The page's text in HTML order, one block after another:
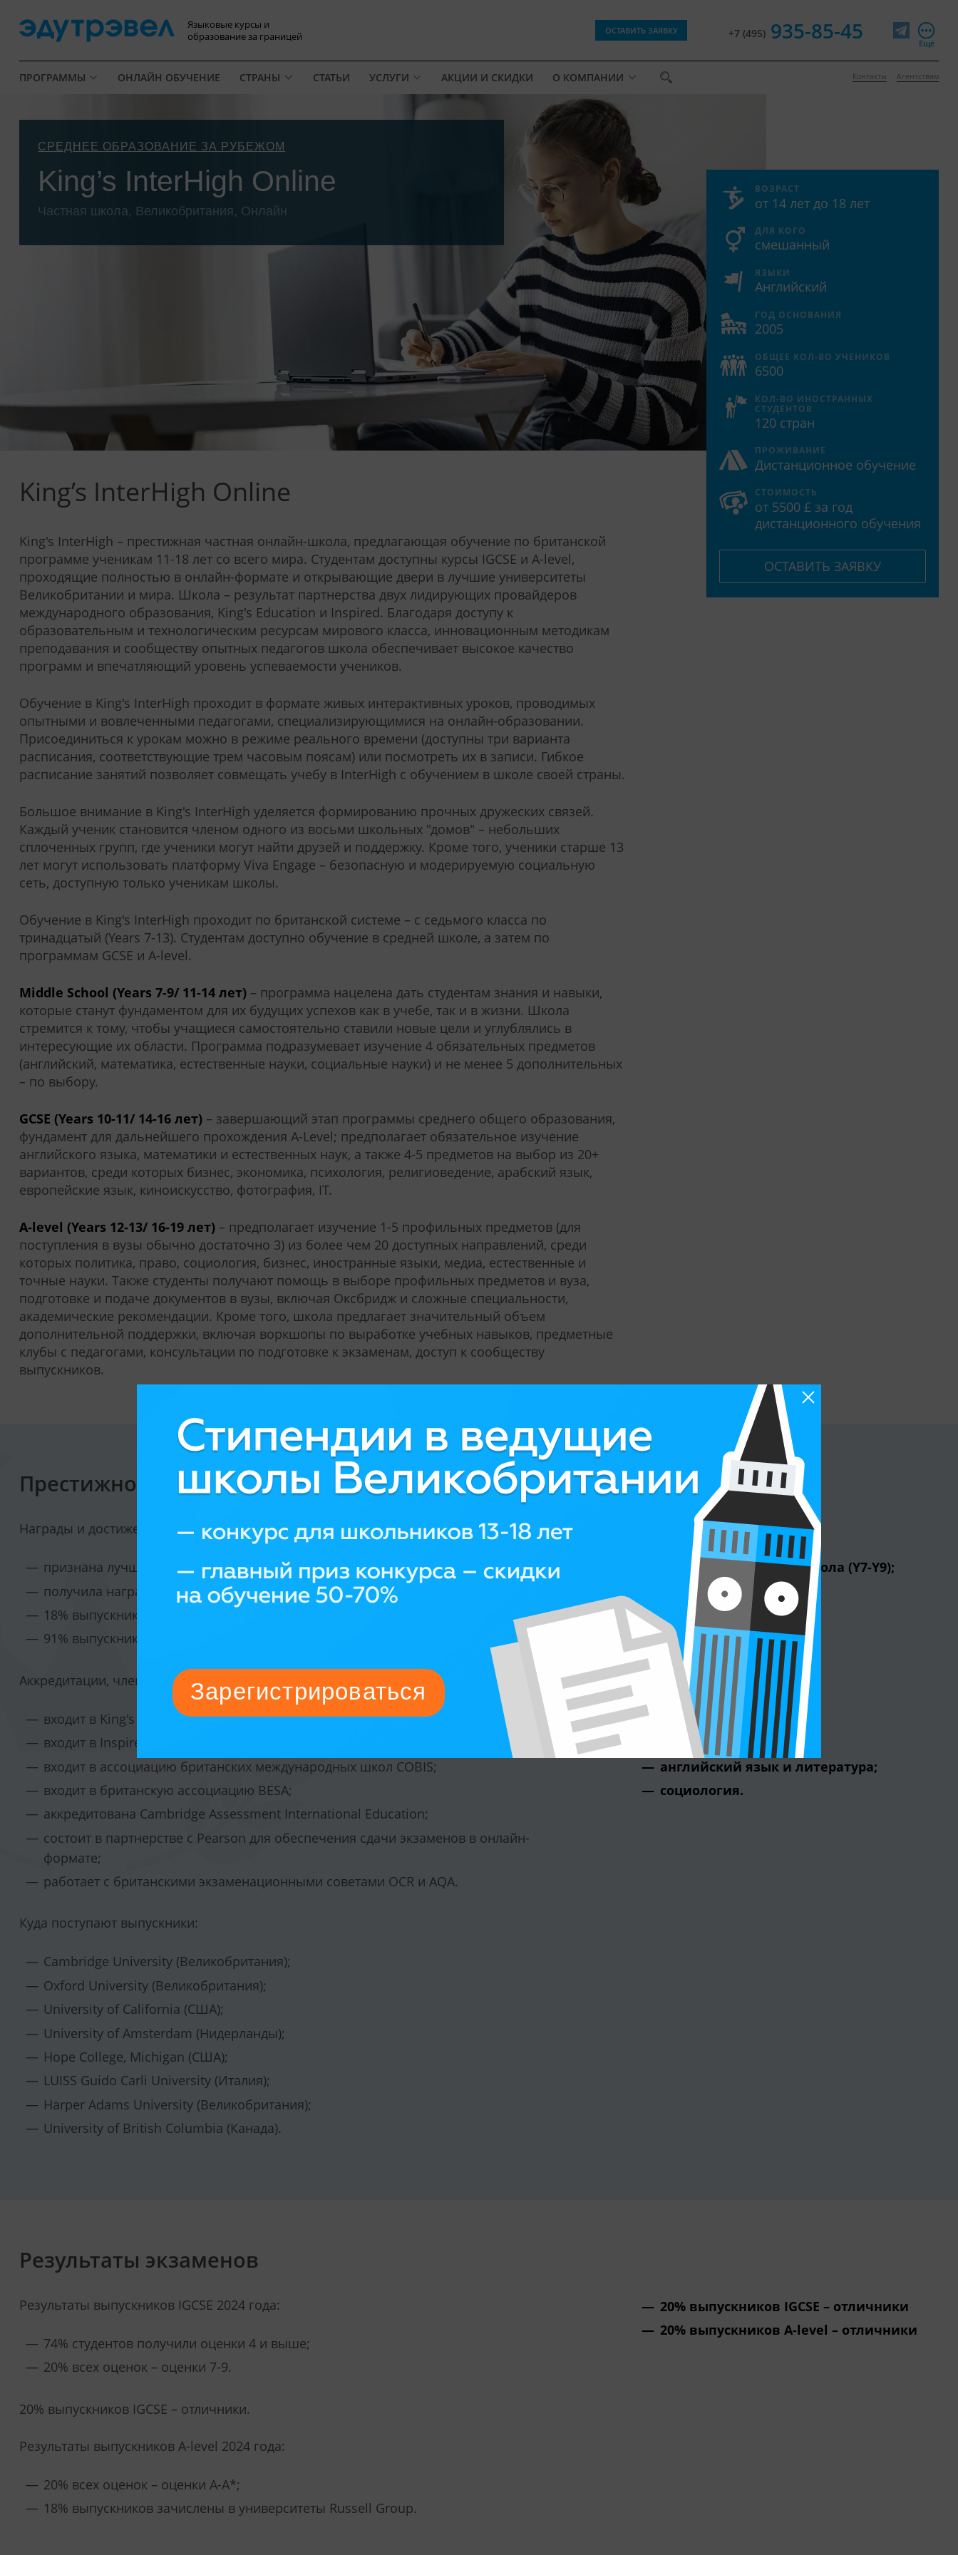
Языковые курсы и
образование за границей
ОСТАВИТЬ ЗАЯВКУ +7 (495) 935-85-45 Ещё
ПРОГРАММЫ ОНЛАЙН ОБУЧЕНИЕ СТРАНЫ СТАТЬИ УСЛУГИ АКЦИИ И СКИДКИ О КОМПАНИИ Контакты Агентствам
СРЕДНЕЕ ОБРАЗОВАНИЕ ЗА РУБЕЖОМ
King’s InterHigh Online
Частная школа, Великобритания, Онлайн
King’s InterHigh Online
King's InterHigh – престижная частная онлайн-школа, предлагающая обучение по британской
программе ученикам 11-18 лет со всего мира. Студентам доступны курсы IGCSE и A-level,
проходящие полностью в онлайн-формате и открывающие двери в лучшие университеты
Великобритании и мира. Школа – результат партнерства двух лидирующих провайдеров
международного образования, King's Education и Inspired. Благодаря доступу к
образовательным и технологическим ресурсам мирового класса, инновационным методикам
преподавания и сообществу опытных педагогов школа обеспечивает высокое качество
программ и впечатляющий уровень успеваемости учеников.
Обучение в King's InterHigh проходит в формате живых интерактивных уроков, проводимых
опытными и вовлеченными педагогами, специализирующимися на онлайн-образовании.
Присоединиться к урокам можно в режиме реального времени (доступны три варианта
расписания, соответствующие трем часовым поясам) или посмотреть их в записи. Гибкое
расписание занятий позволяет совмещать учебу в InterHigh с обучением в школе своей страны.
Большое внимание в King's InterHigh уделяется формированию прочных дружеских связей.
Каждый ученик становится членом одного из восьми школьных "домов" – небольших
сплоченных групп, где ученики могут найти друзей и поддержку. Кроме того, ученики старше 13
лет могут использовать платформу Viva Engage – безопасную и модерируемую социальную
сеть, доступную только ученикам школы.
Обучение в King's InterHigh проходит по британской системе – с седьмого класса по
тринадцатый (Years 7-13). Студентам доступно обучение в средней школе, а затем по
программам GCSE и A-level.
Middle School (Years 7-9/ 11-14 лет) – программа нацелена дать студентам знания и навыки,
которые станут фундаментом для их будущих успехов как в учебе, так и в жизни. Школа
стремится к тому, чтобы учащиеся самостоятельно ставили новые цели и углублялись в
интересующие их области. Программа подразумевает изучение 4 обязательных предметов
(английский, математика, естественные науки, социальные науки) и не менее 5 дополнительных
– по выбору.
GCSE (Years 10-11/ 14-16 лет) – завершающий этап программы среднего общего образования,
фундамент для дальнейшего прохождения A-Level; предполагает обязательное изучение
английского языка, математики и естественных наук, а также 4-5 предметов на выбор из 20+
вариантов, среди которых бизнес, экономика, психология, религиоведение, арабский язык,
европейские язык, киноискусство, фотография, IT.
A-level (Years 12-13/ 16-19 лет) – предполагает изучение 1-5 профильных предметов (для
поступления в вузы обычно достаточно 3) из более чем 20 доступных направлений, среди
которых политика, право, социология, бизнес, иностранные языки, медиа, естественные и
точные науки. Также студенты получают помощь в выборе профильных предметов и вуза,
подготовке и подаче документов в вузы, включая Оксбридж и сложные специальности,
академические рекомендации. Кроме того, школа предлагает значительный объем
дополнительной поддержки, включая воркшопы по выработке учебных навыков, предметные
клубы с педагогами, консультации по подготовке к экзаменам, доступ к сообществу
выпускников.
ВОЗРАСТ
от 14 лет до 18 лет
ДЛЯ КОГО
смешанный
ЯЗЫКИ
Английский
ГОД ОСНОВАНИЯ
2005
ОБЩЕЕ КОЛ-ВО УЧЕНИКОВ
6500
КОЛ-ВО ИНОСТРАННЫХ
СТУДЕНТОВ
120 стран
ПРОЖИВАНИЕ
Дистанционное обучение
СТОИМОСТЬ
от 5500 £ за год
дистанционного обучения
ОСТАВИТЬ ЗАЯВКУ
Престижность учебного заведения
Программы:
британская средняя школа (Y7-Y9);
IGCSE;
A-level.
Специализация:
экономика;
политика;
иностранные языки;
английский язык и литература;
социология.
Награды и достижения:
признана лучшей онлайн-школой в Сингапуре (Which School Advisor, 2024);
получила награду Best Use of Technology от Talk Education, 2024;
18% выпускников поступают в университеты Russell Group.
91% выпускников поступают в университеты первого приоритета.
Аккредитации, членство в организациях:
входит в King's Education Group;
входит в Inspired Education Group;
входит в ассоциацию британских международных школ COBIS;
входит в британскую ассоциацию BESA;
аккредитована Cambridge Assessment International Education;
состоит в партнерстве с Pearson для обеспечения сдачи экзаменов в онлайн-
формате;
работает с британскими экзаменационными советами OCR и AQA.
Куда поступают выпускники:
Cambridge University (Великобритания);
Oxford University (Великобритания);
University of California (США);
University of Amsterdam (Нидерланды);
Hope College, Michigan (США);
LUISS Guido Carli University (Италия);
Harper Adams University (Великобритания);
University of British Columbia (Канада).
Результаты экзаменов
20% выпускников IGCSE – отличники
20% выпускников A-level – отличники
Результаты выпускников IGCSE 2024 года:
74% студентов получили оценки 4 и выше;
20% всех оценок – оценки 7-9.
20% выпускников IGCSE – отличники.
Результаты выпускников A-level 2024 года:
20% всех оценок – оценки A-A*;
18% выпускников зачислены в университеты Russell Group.